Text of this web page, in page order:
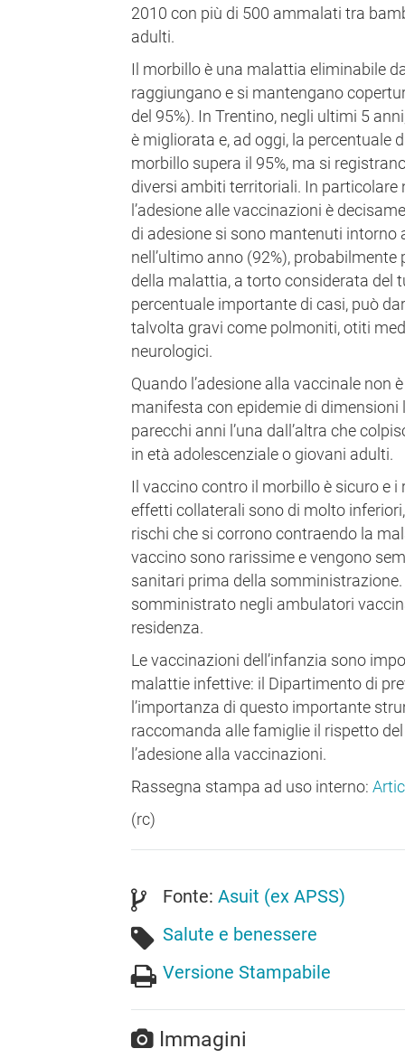
2010 con più di 500 ammalati tra
adulti.
Il morbillo è una malattia eliminabile
raggiungano e si mantengano
del 95%). In Trentino, negli ultimi 5
è migliorata e, ad oggi, la percentuale
morbillo supera il 95%, ma si
diversi ambiti territoriali. In particolare
l’adesione alle vaccinazioni è
di adesione si sono mantenuti intorno
nell’ultimo anno (92%),
della malattia, a torto considerata del
percentuale importante di casi, può
talvolta gravi come polmoniti, otiti
neurologici.
Quando l’adesione alla vaccinale non
manifesta con epidemie di
parecchi anni l’una dall’altra che
in età adolescenziale o giovani adulti.
Il vaccino contro il morbillo è sicuro e
effetti collaterali sono di molto
rischi che si corrono contraendo la
vaccino sono rarissime e vengono
sanitari prima della
somministrato negli ambulatori
residenza.
Le vaccinazioni dell’infanzia sono
malattie infettive: il Dipartimento di
l’importanza di questo importante
raccomanda alle famiglie il rispetto
l’adesione alla vaccinazioni.
Rassegna stampa ad uso interno:
(rc)
Fonte: Asuit (ex APSS)
Salute e benessere
Versione Stampabile
Immagini